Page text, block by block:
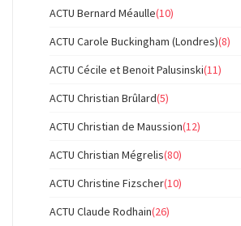
ACTU Bernard Méaulle(10)
ACTU Carole Buckingham (Londres)(8)
ACTU Cécile et Benoit Palusinski(11)
ACTU Christian Brûlard(5)
ACTU Christian de Maussion(12)
ACTU Christian Mégrelis(80)
ACTU Christine Fizscher(10)
ACTU Claude Rodhain(26)